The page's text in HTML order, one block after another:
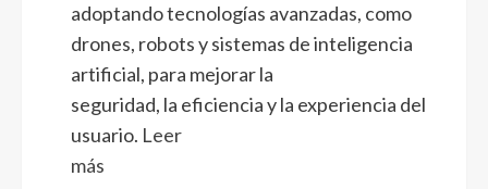
adoptando tecnologías avanzadas, como
drones, robots y sistemas de inteligencia
artificial, para mejorar la
seguridad, la eficiencia y la experiencia del
usuario. Leer
más